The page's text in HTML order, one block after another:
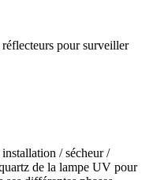
pour surveiller
/ sécheur /
de la lampe UV pour